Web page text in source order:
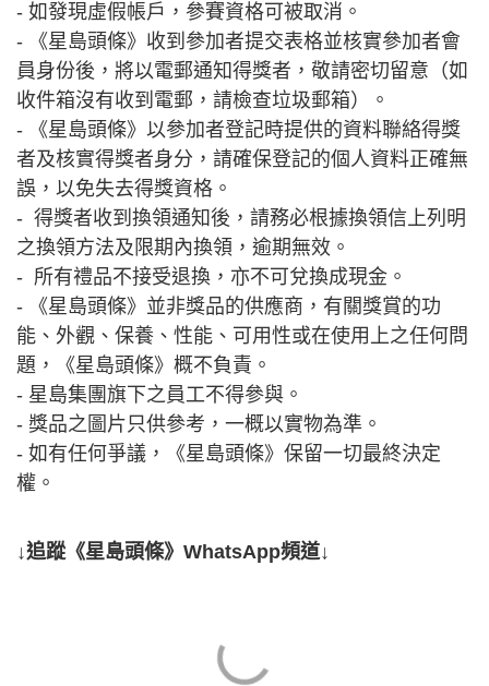
- 如發現虛假帳戶，參賽資格可被取消。
- 《星島頭條》收到參加者提交表格並核實參加者會
員身份後，將以電郵通知得獎者，敬請密切留意（如
收件箱沒有收到電郵，請檢查垃圾郵箱）。
- 《星島頭條》以參加者登記時提供的資料聯絡得獎
者及核實得獎者身分，請確保登記的個人資料正確無
誤，以免失去得獎資格。
- 得獎者收到換領通知後，請務必根據換領信上列明
之換領方法及限期內換領，逾期無效。
- 所有禮品不接受退換，亦不可兌換成現金。
- 《星島頭條》並非獎品的供應商，有關獎賞的功
能、外觀、保養、性能、可用性或在使用上之任何問
題，《星島頭條》概不負責。
- 星島集團旗下之員工不得參與。
- 獎品之圖片只供參考，一概以實物為準。
- 如有任何爭議，《星島頭條》保留一切最終決定
權。
↓追蹤《星島頭條》WhatsApp頻道↓